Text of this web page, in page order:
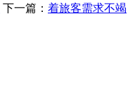
下一篇： 着旅客需求不竭